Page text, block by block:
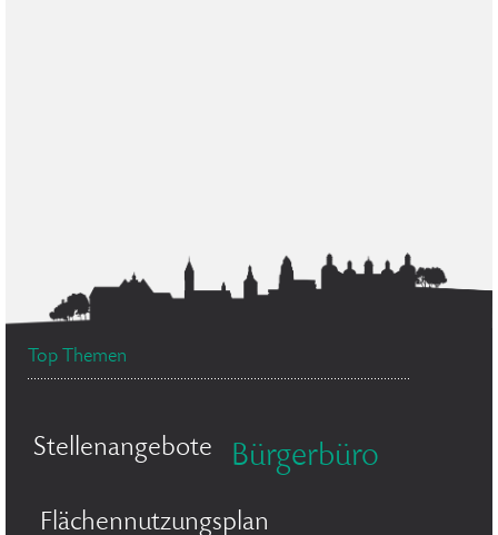
Top Themen
Stellenangebote Bürgerbüro
Flächennutzungsplan